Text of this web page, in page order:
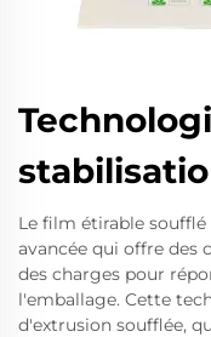
Le film étirable
avancée qui offre des
des charges pour
l'emballage. Cette
d'extrusion soufflée,